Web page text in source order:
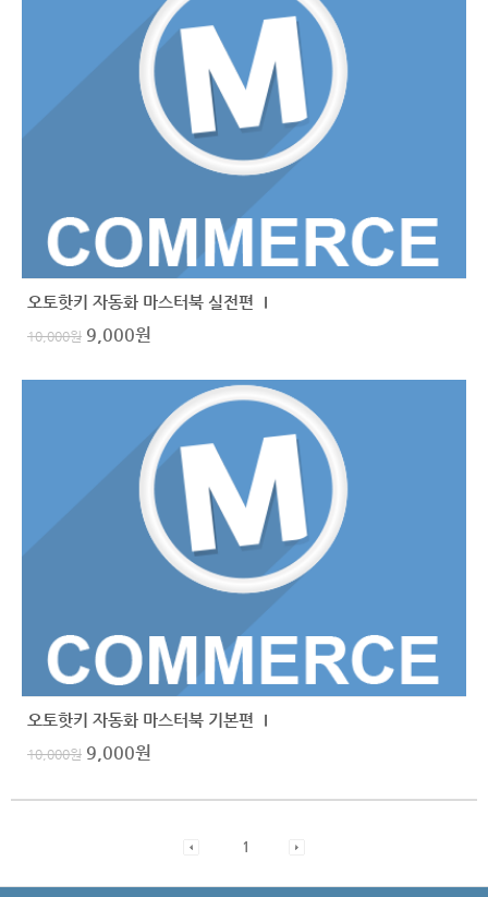
오토핫키 자동화 마스터북 실전편 Ⅰ
10,000원 9,000원
오토핫키 자동화 마스터북 기본편 Ⅰ
10,000원 9,000원
1